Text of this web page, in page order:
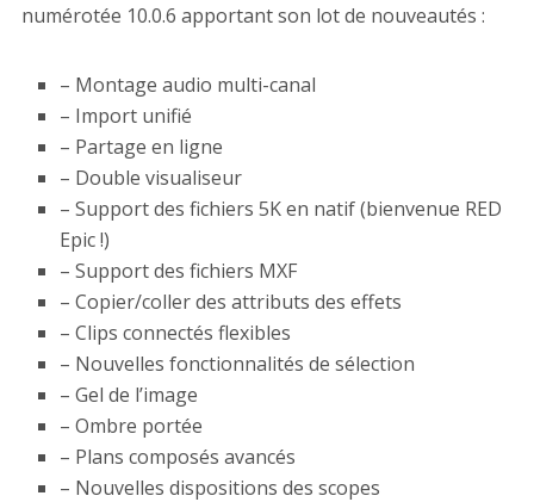
numérotée 10.0.6 apportant son lot de nouveautés :
– Montage audio multi-canal
– Import unifié
– Partage en ligne
– Double visualiseur
– Support des fichiers 5K en natif (bienvenue RED
Epic !)
– Support des fichiers MXF
– Copier/coller des attributs des effets
– Clips connectés flexibles
– Nouvelles fonctionnalités de sélection
– Gel de l’image
– Ombre portée
– Plans composés avancés
– Nouvelles dispositions des scopes